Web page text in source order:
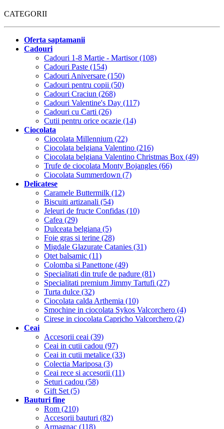
CATEGORII
Oferta saptamanii
Cadouri
Cadouri 1-8 Martie - Martisor (108)
Cadouri Paste (154)
Cadouri Aniversare (150)
Cadouri pentru copii (50)
Cadouri Craciun (268)
Cadouri Valentine's Day (117)
Cadouri cu Carti (26)
Cutii pentru orice ocazie (14)
Ciocolata
Ciocolata Millennium (22)
Ciocolata belgiana Valentino (216)
Ciocolata belgiana Valentino Christmas Box (49)
Trufe de ciocolata Monty Bojangles (66)
Ciocolata Summerdown (7)
Delicatese
Caramele Buttermilk (12)
Biscuiti artizanali (54)
Jeleuri de fructe Confidas (10)
Cafea (29)
Dulceata belgiana (5)
Foie gras si terine (28)
Migdale Glazurate Catanies (31)
Otet balsamic (11)
Colomba si Panettone (49)
Specialitati din trufe de padure (81)
Specialitati premium Jimmy Tartufi (27)
Turta dulce (32)
Ciocolata calda Arthemia (10)
Smochine in ciocolata Sykos Valcorchero (4)
Cirese in ciocolata Capricho Valcorchero (2)
Ceai
Accesorii ceai (39)
Ceai in cutii cadou (97)
Ceai in cutii metalice (33)
Colectia Mariposa (3)
Ceai rece si accesorii (11)
Seturi cadou (58)
Gift Set (5)
Bauturi fine
Rom (210)
Accesorii bauturi (82)
Armagnac (118)